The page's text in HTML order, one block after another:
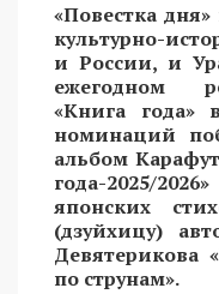
«Повестка
культурно-
и России, и
ежегодном
«Книга года»
номинаций
альбом
года-2025/
японских
(дзуйхицу)
Девятерикова
по струнам».